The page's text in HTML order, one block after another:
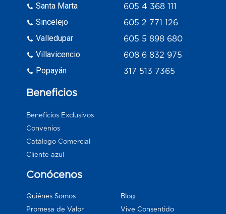
Santa Marta
Sincelejo
Valledupar
Villavicencio
Popayán
605 4 368 111
605 2 771 126
605 5 898 680
608 6 832 975
317 513 7365
Beneficios
Beneficios Exclusivos
Convenios
Catálogo Comercial
Cliente azul
Conócenos
Quiénes Somos
Promesa de Valor
Blog
Vive Consentido